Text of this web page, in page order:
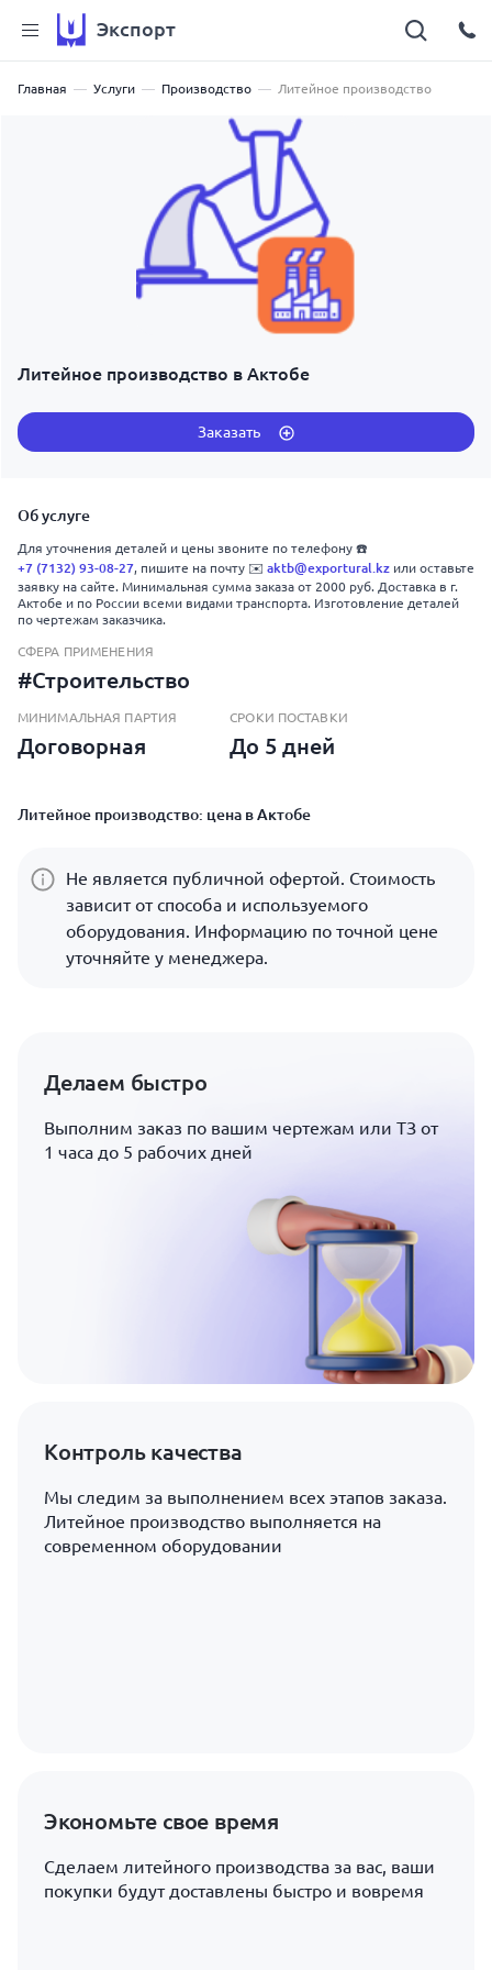
Экспорт
Главная Услуги Производство Литейное производство
Литейное производство в Актобе
Заказать
Об услуге
Для уточнения деталей и цены звоните по телефону ☎️
+7 (7132) 93-08-27, пишите на почту ✉️ aktb@exportural.kz или оставьте
заявку на сайте. Минимальная сумма заказа от 2000 руб. Доставка в г.
Актобе и по России всеми видами транспорта. Изготовление деталей
по чертежам заказчика.
СФЕРА ПРИМЕНЕНИЯ
#Строительство
МИНИМАЛЬНАЯ ПАРТИЯ
Договорная
СРОКИ ПОСТАВКИ
До 5 дней
Литейное производство: цена в Актобе
Не является публичной офертой. Стоимость
зависит от способа и используемого
оборудования. Информацию по точной цене
уточняйте у менеджера.
Делаем быстро
Выполним заказ по вашим чертежам или ТЗ от
1 часа до 5 рабочих дней
Контроль качества
Мы следим за выполнением всех этапов заказа.
Литейное производство выполняется на
современном оборудовании
Экономьте свое время
Сделаем литейного производства за вас, ваши
покупки будут доставлены быстро и вовремя